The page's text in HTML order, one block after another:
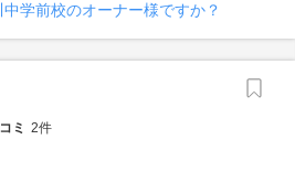
学前校のオーナー様ですか？
ミ 2件